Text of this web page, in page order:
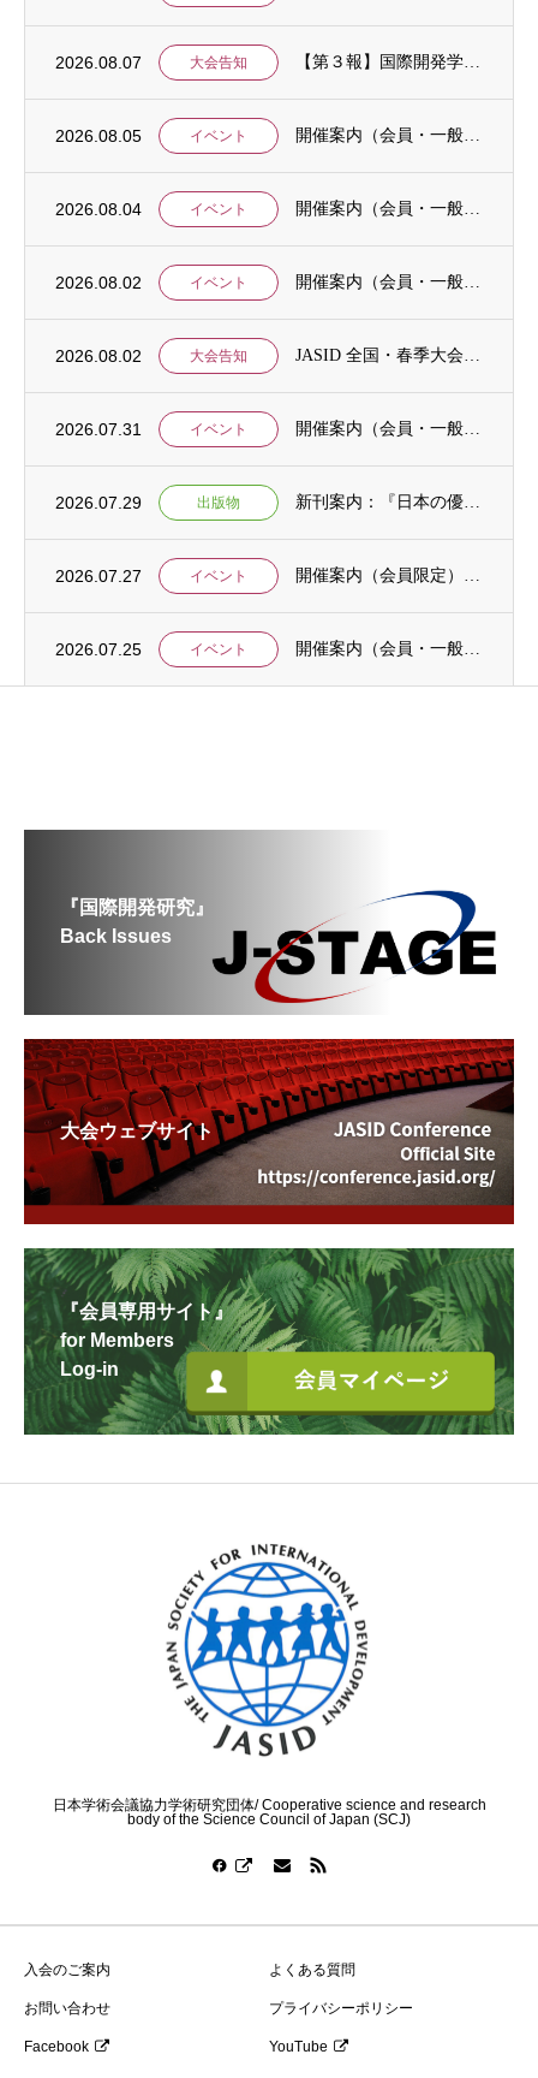
2026.08.07 大会告知
2026.08.05 イベント
2026.08.04 イベント
2026.08.02 イベント
2026.08.02 大会告知
2026.07.31 イベント
2026.07.29 出版物
2026.07.27 イベント
2026.07.25 イベント
『国際開発研究』
Back Issues
大会ウェブサイト
『会員専用サイト』
for Members
Log-in
日本学術会議協力学術研究団体/ Cooperative science and research
body of the Science Council of Japan (SCJ)
入会のご案内 よくある質問
お問い合わせ プライバシーポリシー
Facebook YouTube